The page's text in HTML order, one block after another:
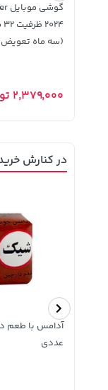
(سه ماه
2,379,000 تومان
در کنارش
عددی